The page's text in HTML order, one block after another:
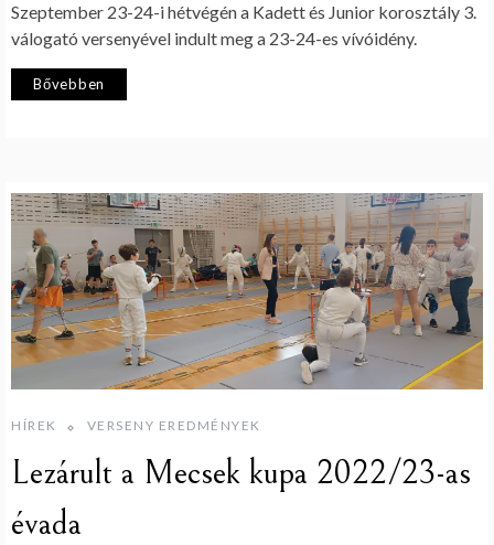
Szeptember 23-24-i hétvégén a Kadett és Junior korosztály 3.
válogató versenyével indult meg a 23-24-es vívóidény.
Bővebben
HÍREK VERSENY EREDMÉNYEK
Lezárult a Mecsek kupa 2022/23-as
évada